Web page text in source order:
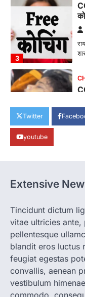
3
Twitter
youtube
Extensive
Tincidunt dictum
vitae ultricies ante,
pellentesque
blandit eros luctus
feugiat egestas
convallis, aenean
vestibulum